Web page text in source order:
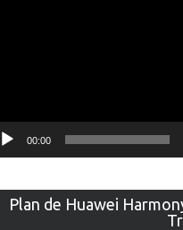
00:00
Plan de Huawei